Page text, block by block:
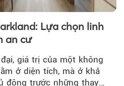
Lựa chọn linh
an cư
giá trị của một không
ở diện tích, mà ở khả
động trước những thay